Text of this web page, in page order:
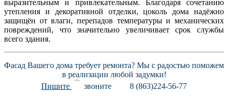
выразительным и привлекательным. Благодаря сочетанию
утепления и декоративной отделки, цоколь дома надёжно
защищён от влаги, перепадов температуры и механических
повреждений, что значительно увеличивает срок службы
всего здания.
Фасад Вашего дома требует ремонта? Мы с радостью поможем
в реализации любой задумки!
Пишите
звоните
8 (863)224-56-77